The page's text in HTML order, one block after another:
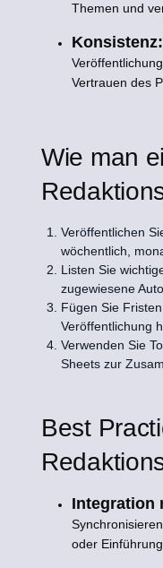
Themen und
Konsistenz:
Vertrauen des
Wie man
Veröffentlichen
wöchentlich,
Listen Sie
zugewiesene
Fügen Sie
Veröffentlichung
Verwenden Sie
Sheets zur
Best
Integration
oder